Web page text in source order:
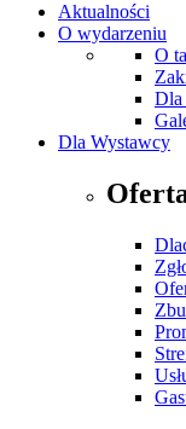
Aktualności
O wydarzeniu
O
Dla
Dla Wystawcy